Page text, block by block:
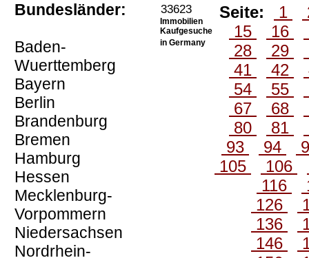
Bundesländer:
Baden-
Wuerttemberg
Bayern
Berlin
Brandenburg
Bremen
Hamburg
Hessen
Mecklenburg-
Vorpommern
Niedersachsen
Nordrhein-
33623
Immobilien
Kaufgesuche
in Germany
Seite: 1
15
16
28
29
41
42
54
55
67
68
80
81
93
94
105
106
116
126
136
146